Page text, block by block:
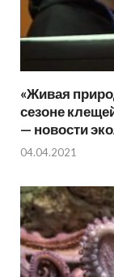
«Живая
сезоне
— новости
04.04.2021